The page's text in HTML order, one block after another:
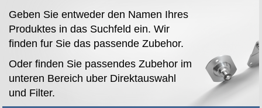
Geben Sie entweder den Namen Ihres
Produktes in das Suchfeld ein. Wir
finden fur Sie das passende Zubehor.
Oder finden Sie passendes Zubehor im
unteren Bereich uber Direktauswahl
und Filter.